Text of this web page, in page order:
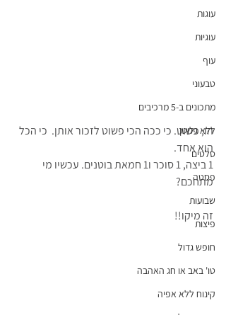
עוגות
עוגיות
עוף
טבעוני
מתכונים ב-5 מרכיבים
ללא גלוטן
סלטים
פסטה
שבועות
פיצות
חופש גדול
טו' באב או חג האהבה
קינוח ללא אפיה
הו, פשוט. כי ככה הכי פשוט לזכור אותן.  כי הכל
הוא אחד.
1 ביצה, 1 סוכר ו1 חמאת בוטנים. עכשיו מי
מתחכם?
זה מיקו!!